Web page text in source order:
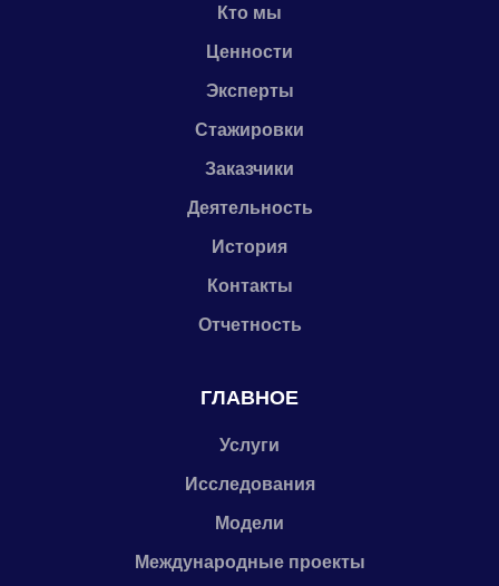
Кто мы
Ценности
Эксперты
Стажировки
Заказчики
Деятельность
История
Контакты
Отчетность
ГЛАВНОЕ
Услуги
Исследования
Модели
Международные проекты